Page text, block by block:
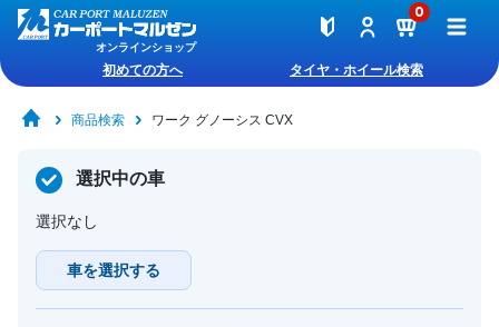
オンラインショップ
0
初めての方へ タイヤ・ホイール検索
商品検索 ワーク グノーシス CVX
選択中の車
選択なし
車を選択する